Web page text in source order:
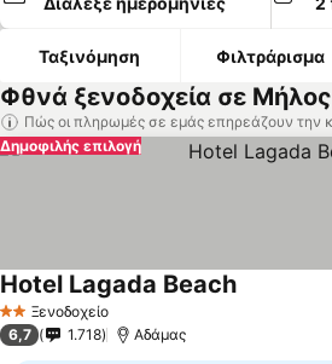
Ταξινόμηση Φιλτράρισμα
Φθνά ξενοδοχεία σε
Πώς οι πληρωμές σε εμάς επηρεάζουν την
Δημοφιλής επιλογή
2 ΑστέριαΞενοδοχείο
Hotel Lagada Beach
6,7 1.718 Αδάμας